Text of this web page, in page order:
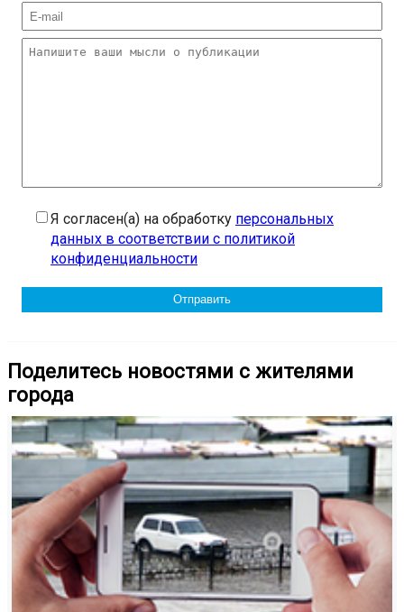
Я согласен(а) на обработку персональных
данных в соответствии с политикой
конфиденциальности
Поделитесь новостями с жителями
города